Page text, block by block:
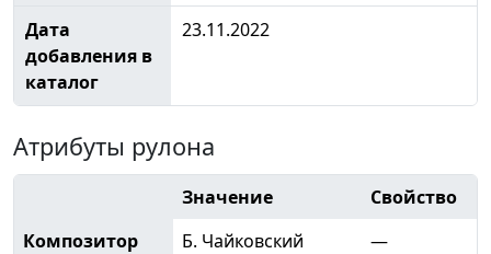
Дата
добавления в
каталог
23.11.2022
Атрибуты рулона
Значение
Свойство
Композитор
Б. Чайковский
—